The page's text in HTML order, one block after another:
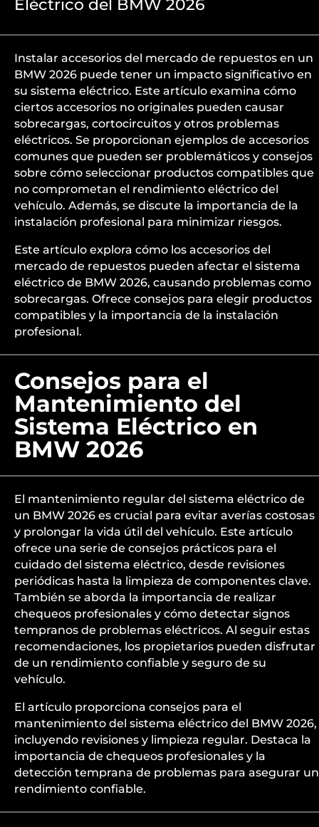
Eléctrico del BMW 2026
Instalar accesorios del mercado de repuestos en un
BMW 2026 puede tener un impacto significativo en
su sistema eléctrico. Este artículo examina cómo
ciertos accesorios no originales pueden causar
sobrecargas, cortocircuitos y otros problemas
eléctricos. Se proporcionan ejemplos de accesorios
comunes que pueden ser problemáticos y consejos
sobre cómo seleccionar productos compatibles que
no comprometan el rendimiento eléctrico del
vehículo. Además, se discute la importancia de la
instalación profesional para minimizar riesgos.
Este artículo explora cómo los accesorios del
mercado de repuestos pueden afectar el sistema
eléctrico de BMW 2026, causando problemas como
sobrecargas. Ofrece consejos para elegir productos
compatibles y la importancia de la instalación
profesional.
Consejos para el
Mantenimiento del
Sistema Eléctrico en
BMW 2026
El mantenimiento regular del sistema eléctrico de
un BMW 2026 es crucial para evitar averías costosas
y prolongar la vida útil del vehículo. Este artículo
ofrece una serie de consejos prácticos para el
cuidado del sistema eléctrico, desde revisiones
periódicas hasta la limpieza de componentes clave.
También se aborda la importancia de realizar
chequeos profesionales y cómo detectar signos
tempranos de problemas eléctricos. Al seguir estas
recomendaciones, los propietarios pueden disfrutar
de un rendimiento confiable y seguro de su
vehículo.
El artículo proporciona consejos para el
mantenimiento del sistema eléctrico del BMW 2026,
incluyendo revisiones y limpieza regular. Destaca la
importancia de chequeos profesionales y la
detección temprana de problemas para asegurar un
rendimiento confiable.